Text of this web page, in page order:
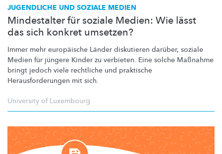
JUGENDLICHE UND SOZIALE MEDIEN
Mindestalter für soziale Medien: Wie lässt
das sich konkret umsetzen?
Immer mehr europäische Länder diskutieren darüber, soziale
Medien für jüngere Kinder zu verbieten. Eine solche Maßnahme
bringt jedoch viele rechtliche und praktische
Herausforderungen mit sich.
University of Luxembourg